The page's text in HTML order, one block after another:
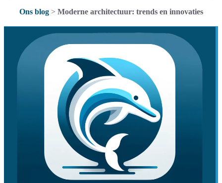
Ons blog> Moderne architectuur: trends en innovaties